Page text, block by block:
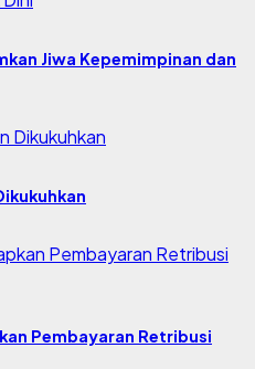
Jiwa Kepemimpinan dan
Pembayaran Retribusi